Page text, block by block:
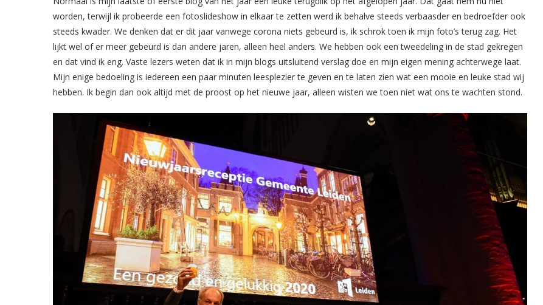
worden, terwijl ik probeerde een fotoslideshow in elkaar te zetten werd ik behalve steeds verbaasder en bedroefder ook
steeds kwader. We denken dat er dit jaar vanwege corona niets gebeurd is, ik schrok toen ik mijn foto’s terug zag. Het
lijkt wel of er meer gebeurd is dan andere jaren, alleen heel anders. We hebben ook een tweedeling in de stad gekregen
en dat vind ik eng. Vaste lezers weten dat ik in mijn blogs uitsluitend verslag doe en mijn eigen mening achterwege laat.
Mijn enige bedoeling is iedereen een paar minuten leesplezier te geven en te laten zien wat een mooie en leuke stad wij
hebben. Ik begin dan ook altijd met de proost op het nieuwe jaar, alleen wisten we toen niet wat ons te wachten stond.